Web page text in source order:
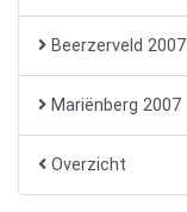
Beerzerveld 2007
Mariënberg 2007
Overzicht